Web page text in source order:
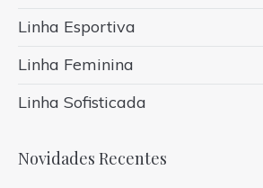
Linha Esportiva
Linha Feminina
Linha Sofisticada
Novidades Recentes